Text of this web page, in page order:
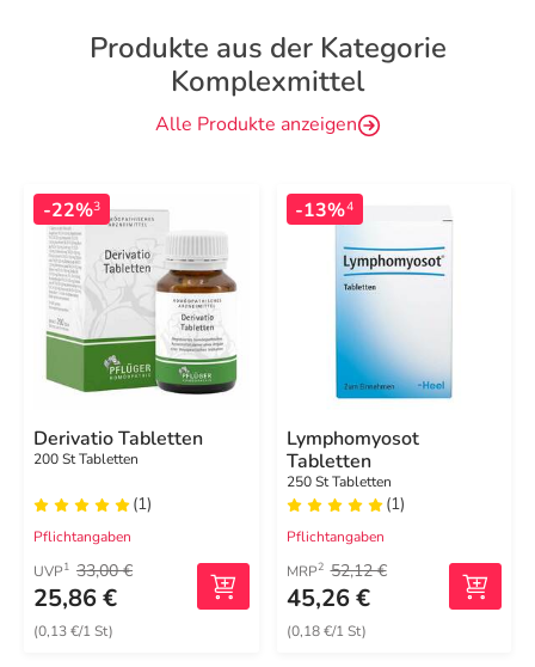
Produkte aus der Kategorie
Komplexmittel
Alle Produkte anzeigen
-22%3
Derivatio Tabletten
200 St Tabletten
(1)
Pflichtangaben
UVP1 33,00 €
25,86 €
(0,13 €/1 St)
-13%4
Lymphomyosot
Tabletten
250 St Tabletten
(1)
Pflichtangaben
MRP2 52,12 €
45,26 €
(0,18 €/1 St)